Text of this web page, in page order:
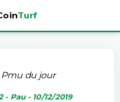
Turf
du jour
- Pau - 10/12/2019